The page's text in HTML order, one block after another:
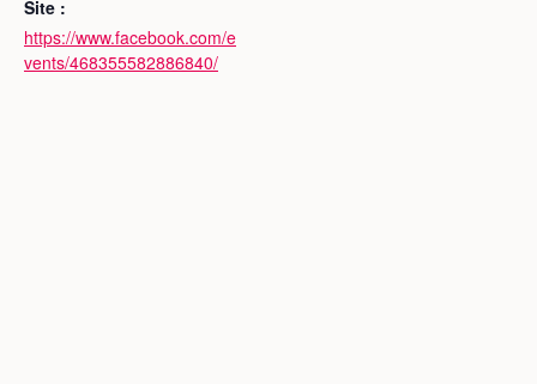
Site :
https://www.facebook.com/e
vents/468355582886840/